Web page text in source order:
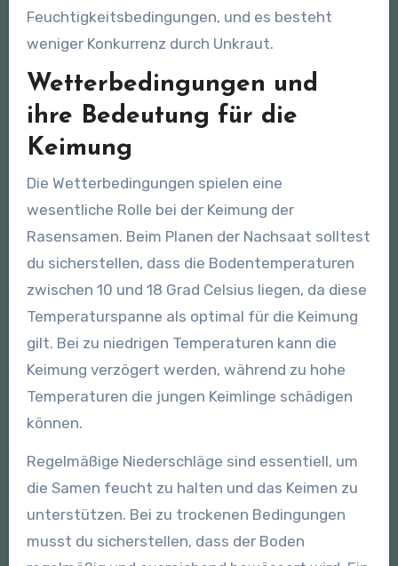
Feuchtigkeitsbedingungen, und es besteht
weniger Konkurrenz durch Unkraut.
Wetterbedingungen und
ihre Bedeutung für die
Keimung
Die Wetterbedingungen spielen eine
wesentliche Rolle bei der Keimung der
Rasensamen. Beim Planen der Nachsaat solltest
du sicherstellen, dass die Bodentemperaturen
zwischen 10 und 18 Grad Celsius liegen, da diese
Temperaturspanne als optimal für die Keimung
gilt. Bei zu niedrigen Temperaturen kann die
Keimung verzögert werden, während zu hohe
Temperaturen die jungen Keimlinge schädigen
können.
Regelmäßige Niederschläge sind essentiell, um
die Samen feucht zu halten und das Keimen zu
unterstützen. Bei zu trockenen Bedingungen
musst du sicherstellen, dass der Boden